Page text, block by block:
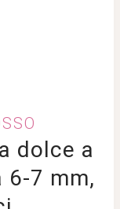
dolce a
7 mm,